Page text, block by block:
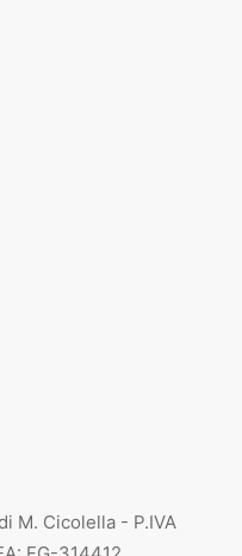
M. Cicolella - P.IVA